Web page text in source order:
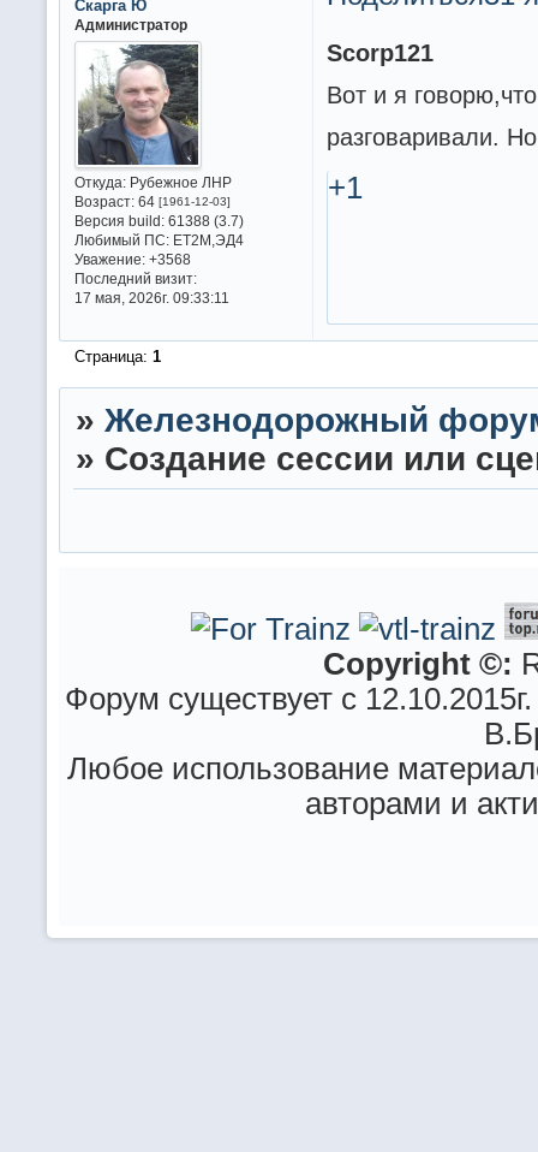
Скарга Ю
Администратор
Откуда:Рубежное ЛНР
Возраст:64 [1961-12-03]
Версия build:61388 (3.7)
Любимый ПС:ET2M,ЭД4
Уважение: +3568
Последний визит:
17 мая, 2026г. 09:33:11
Scorp121
Вот и я
разговаривали.
+1
Страница: 1
» Железнодорожный
» Создание сессии или
Copyright ©:
Форум существует с
Любое использование
авторами и